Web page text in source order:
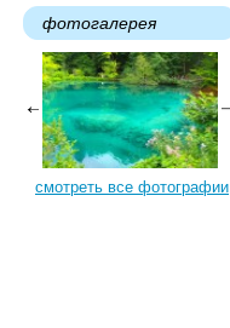
фотогалерея
смотреть все фотографии